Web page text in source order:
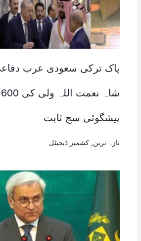
پاک ترکی سعودی عرب
پیشگوئی سچ ثابت
تازہ ترین کشمیر ڈیجیٹل